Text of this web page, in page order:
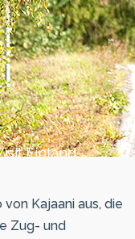
Finland
Kajaani aus, die
Zug- und